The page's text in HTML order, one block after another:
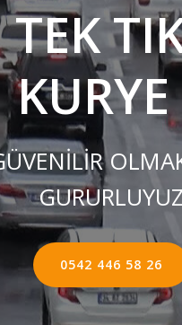
0542 446 58 26